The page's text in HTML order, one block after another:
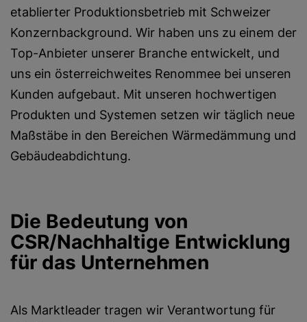
etablierter Produktionsbetrieb mit Schweizer
Konzernbackground. Wir haben uns zu einem der
Top-Anbieter unserer Branche entwickelt, und
uns ein österreichweites Renommee bei unseren
Kunden aufgebaut. Mit unseren hochwertigen
Produkten und Systemen setzen wir täglich neue
Maßstäbe in den Bereichen Wärmedämmung und
Gebäudeabdichtung.
Die Bedeutung von
CSR/Nachhaltige Entwicklung
für das Unternehmen
Als Marktleader tragen wir Verantwortung für